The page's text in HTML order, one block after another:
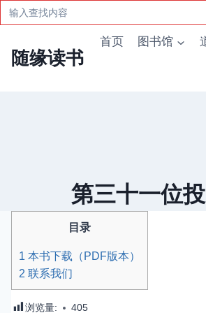
Search
for:
随缘读书
首页 图书馆
第三十一位
目录
1 本书下载（PDF版本）
2 联系我们
浏览量: 405